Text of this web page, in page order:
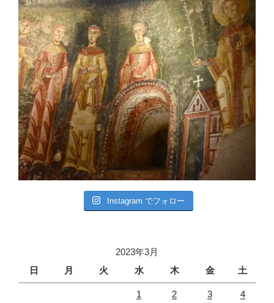
Instagram でフォロー
2023年3月
日
月 火 水 木 金 土
1 2 3 4